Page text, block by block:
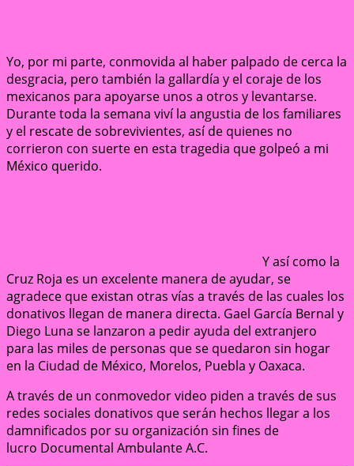
Yo, por mi parte, conmovida al haber palpado de cerca la
desgracia, pero también la gallardía y el coraje de los
mexicanos para apoyarse unos a otros y levantarse.
Durante toda la semana viví la angustia de los familiares
y el rescate de sobrevivientes, así de quienes no
corrieron con suerte en esta tragedia que golpeó a mi
México querido.
Y así como la
Cruz Roja es un excelente manera de ayudar, se
agradece que existan otras vías a través de las cuales los
donativos llegan de manera directa. Gael García Bernal y
Diego Luna se lanzaron a pedir ayuda del extranjero
para las miles de personas que se quedaron sin hogar
en la Ciudad de México, Morelos, Puebla y Oaxaca.
A través de un conmovedor video piden a través de sus
redes sociales donativos que serán hechos llegar a los
damnificados por su organización sin fines de
lucro Documental Ambulante A.C.